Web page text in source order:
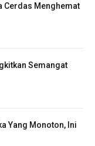
Cerdas Menghemat
Semangat
Yang Monoton, Ini